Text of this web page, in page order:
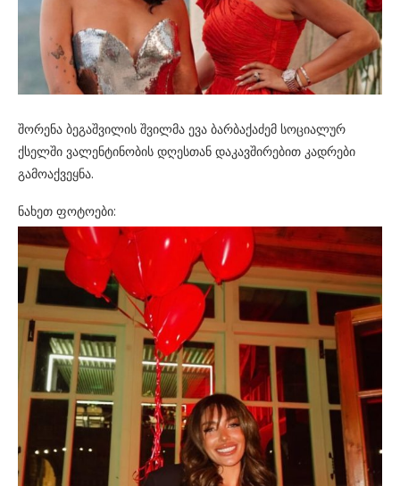
შორენა ბეგაშვილის შვილმა ევა ბარბაქაძემ სოციალურ
ქსელში ვალენტინობის დღესთან დაკავშირებით კადრები
გამოაქვეყნა.
ნახეთ ფოტოები: